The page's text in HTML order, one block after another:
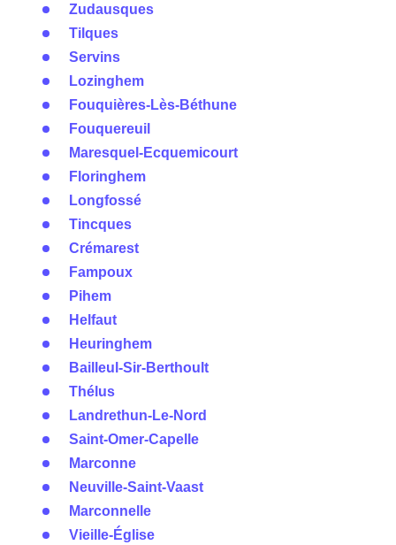
Zudausques
Tilques
Servins
Lozinghem
Fouquières-Lès-Béthune
Fouquereuil
Maresquel-Ecquemicourt
Floringhem
Longfossé
Tincques
Crémarest
Fampoux
Pihem
Helfaut
Heuringhem
Bailleul-Sir-Berthoult
Thélus
Landrethun-Le-Nord
Saint-Omer-Capelle
Marconne
Neuville-Saint-Vaast
Marconnelle
Vieille-Église